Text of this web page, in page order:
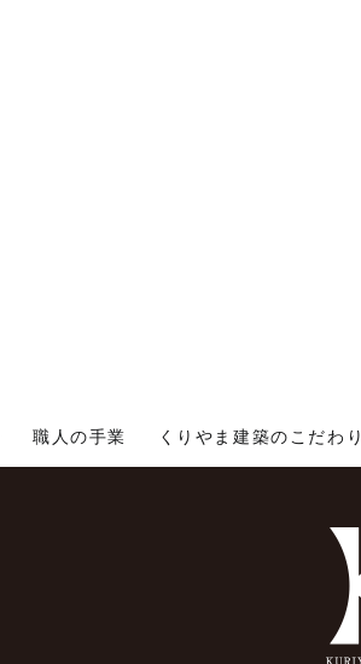
職人の手業 くりやま建築のこだわり